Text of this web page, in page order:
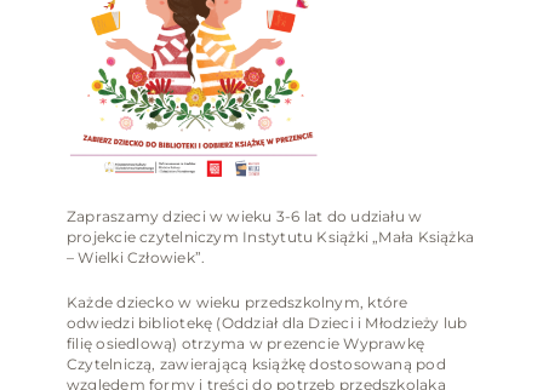
Zapraszamy dzieci w wieku 3-6 lat do udziału w
projekcie czytelniczym Instytutu Książki „Mała Książka
– Wielki Człowiek”.
Każde dziecko w wieku przedszkolnym, które
odwiedzi bibliotekę (Oddział dla Dzieci i Młodzieży lub
filię osiedlową) otrzyma w prezencie Wyprawkę
Czytelniczą, zawierającą książkę dostosowaną pod
względem formy i treści do potrzeb przedszkolaka